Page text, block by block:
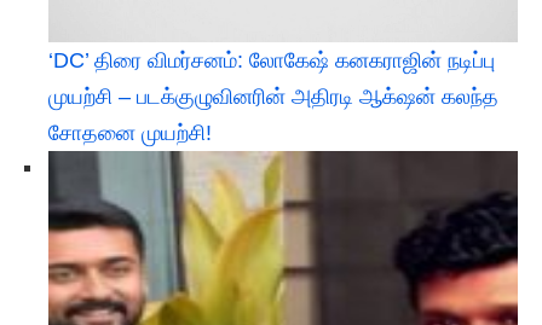
‘DC’ திரை விமர்சனம்: லோகேஷ் கனகராஜின் நடிப்பு
முயற்சி – படக்குழுவினரின் அதிரடி ஆக்‌ஷன் கலந்த
சோதனை முயற்சி!